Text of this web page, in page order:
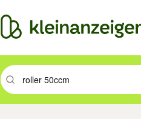
Suchbegriff eingeben.